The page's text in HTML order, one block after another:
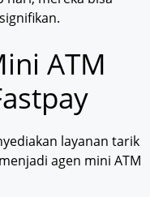
ATM
layanan tarik
agen mini ATM